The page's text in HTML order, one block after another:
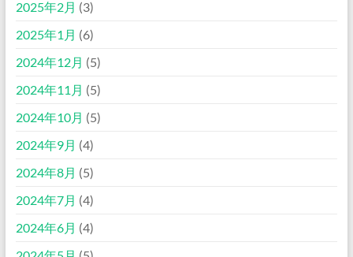
2025年2月 (3)
2025年1月 (6)
2024年12月 (5)
2024年11月 (5)
2024年10月 (5)
2024年9月 (4)
2024年8月 (5)
2024年7月 (4)
2024年6月 (4)